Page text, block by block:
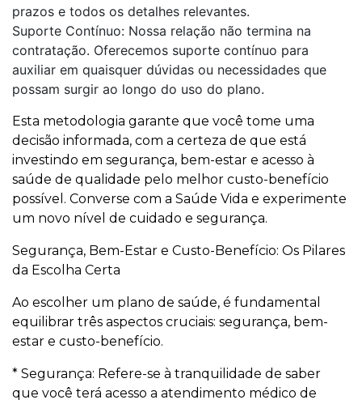
prazos e todos os detalhes relevantes.
Suporte Contínuo: Nossa relação não termina na
contratação. Oferecemos suporte contínuo para
auxiliar em quaisquer dúvidas ou necessidades que
possam surgir ao longo do uso do plano.
Esta metodologia garante que você tome uma
decisão informada, com a certeza de que está
investindo em segurança, bem-estar e acesso à
saúde de qualidade pelo melhor custo-benefício
possível. Converse com a Saúde Vida e experimente
um novo nível de cuidado e segurança.
Segurança, Bem-Estar e Custo-Benefício: Os Pilares
da Escolha Certa
Ao escolher um plano de saúde, é fundamental
equilibrar três aspectos cruciais: segurança, bem-
estar e custo-benefício.
* Segurança: Refere-se à tranquilidade de saber
que você terá acesso a atendimento médico de